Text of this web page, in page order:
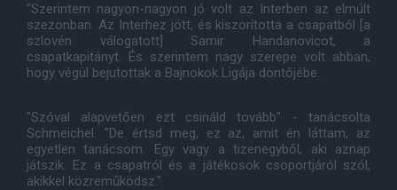
"Szerintem nagyon-nagyon jó volt az Interben az elmúlt
szezonban. Az Interhez jött, és kiszorította a csapatból [a
szlovén válogatott] Samir Handanovicot, a
csapatkapitányt. És szerintem nagy szerepe volt abban,
hogy végül bejutottak a Bajnokok Ligája döntőjébe.
"Szóval alapvetően ezt csináld tovább" - tanácsolta
Schmeichel. "De értsd meg, ez az, amit én láttam, az
egyetlen tanácsom. Egy vagy a tizenegyből, aki aznap
játszik. Ez a csapatról és a játékosok csoportjáról szól,
akikkel közreműködsz."